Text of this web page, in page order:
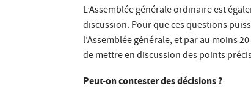
L’Assemblée générale ordinaire est
discussion. Pour que ces questions
l’Assemblée générale, et par au moins
de mettre en discussion des points
Peut-on contester des décisions ?